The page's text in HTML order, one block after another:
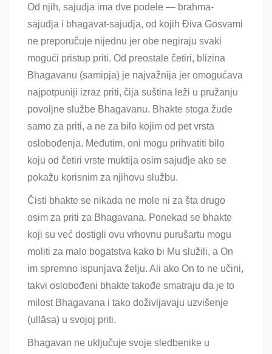
Od njih, sajuđja ima dve podele — brahma-
sajuđja i bhagavat-sajuđja, od kojih Điva Gosvami
ne preporučuje nijednu jer obe negiraju svaki
mogući pristup priti. Od preostale četiri, blizina
Bhagavanu (samipja) je najvažnija jer omogućava
najpotpuniji izraz priti, čija suština leži u pružanju
povoljne službe Bhagavanu. Bhakte stoga žude
samo za priti, a ne za bilo kojim od pet vrsta
oslobođenja. Međutim, oni mogu prihvatiti bilo
koju od četiri vrste muktija osim sajuđje ako se
pokažu korisnim za njihovu službu.
Čisti bhakte se nikada ne mole ni za šta drugo
osim za priti za Bhagavana. Ponekad se bhakte
koji su već dostigli ovu vrhovnu purušartu mogu
moliti za malo bogatstva kako bi Mu služili, a On
im spremno ispunjava želju. Ali ako On to ne učini,
takvi oslobođeni bhakte takođe smatraju da je to
milost Bhagavana i tako doživljavaju uzvišenje
(ullāsa) u svojoj priti.
Bhagavan ne uključuje svoje sledbenike u